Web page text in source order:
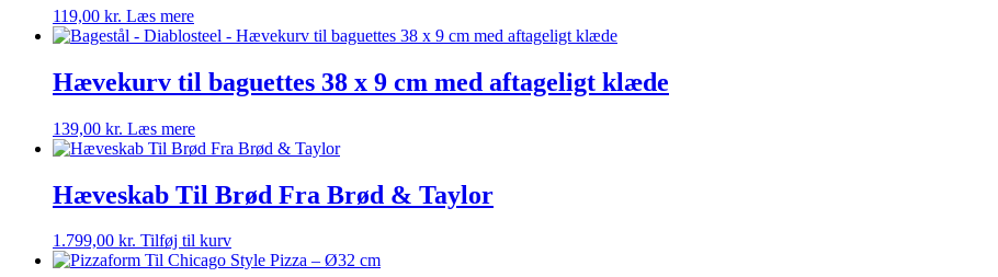
119,00 kr. Læs mere
Hævekurv til baguettes 38 x 9 cm med aftageligt klæde
139,00 kr. Læs mere
Hæveskab Til Brød Fra Brød & Taylor
1.799,00 kr. Tilføj til kurv